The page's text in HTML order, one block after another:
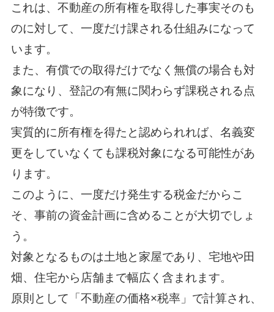
これは、不動産の所有権を取得した事実そのも
のに対して、一度だけ課される仕組みになって
います。
また、有償での取得だけでなく無償の場合も対
象になり、登記の有無に関わらず課税される点
が特徴です。
実質的に所有権を得たと認められれば、名義変
更をしていなくても課税対象になる可能性があ
ります。
このように、一度だけ発生する税金だからこ
そ、事前の資金計画に含めることが大切でしょ
う。
対象となるものは土地と家屋であり、宅地や田
畑、住宅から店舗まで幅広く含まれます。
原則として「不動産の価格×税率」で計算され、